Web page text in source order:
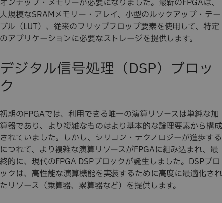
オンチップ・メモリーが必要になりました。最新のFPGAは、
大規模なSRAMメモリー・アレイ、小型のルックアップ・テー
ブル（LUT）、従来のフリップフロップ要素を使用して、特定
のアプリケーションに必要なストレージを提供します。
デジタル信号処理（DSP）ブロッ
ク
初期のFPGAでは、利用できる唯一の演算リソースは単純な加
算器であり、より複雑なものはより基本的な論理要素から構成
されていました。しかし、シリコン・テクノロジーが進歩する
につれて、より複雑な演算リソースがFPGAに組み込まれ、最
終的に、現代のFPGA DSPブロックが誕生しました。DSPブロ
ックは、高性能な演算機能を実装するために高度に最適化され
たリソース（乗算器、累算器など）を提供します。